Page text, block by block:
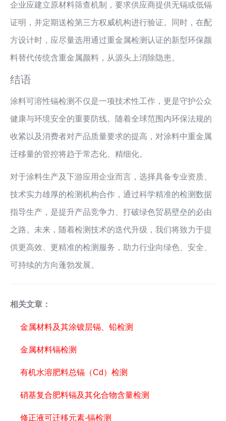
企业应建立原材料筛查机制，要求供应商提供无镉或低镉
证明，并定期送检第三方权威机构进行验证。同时，在配
方设计时，应尽量选用通过重金属检测认证的新型环保颜
料替代传统含重金属颜料，从源头上消除隐患。
结语
涂料可溶性镉检测不仅是一项技术性工作，更是守护公众
健康与环境安全的重要防线。随着全球范围内环保法规的
收紧以及消费者对产品质量要求的提高，对涂料中重金属
迁移量的管控将趋于常态化、精细化。
对于涂料生产及下游应用企业而言，选择具备专业资质、
技术实力雄厚的检测机构合作，通过科学精准的检测数据
指导生产，是提升产品竞争力、打破绿色贸易壁垒的必由
之路。未来，随着检测技术的迭代升级，我们将致力于提
供更高效、更精准的检测服务，助力行业向绿色、安全、
可持续的方向蓬勃发展。
相关文章：
金属材料及其涂镀层镉、铅检测
金属材料镉检测
有机水溶肥料总镉（Cd）检测
硝基复合肥料镉及其化合物含量检测
修正液可迁移元素-镉检测